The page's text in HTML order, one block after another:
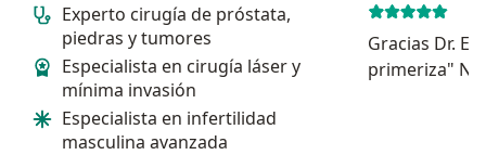
Experto cirugía de próstata,
piedras y tumores
Especialista en cirugía láser y
mínima invasión
Especialista en infertilidad
masculina avanzada
Gracias Dr.
primeriza"